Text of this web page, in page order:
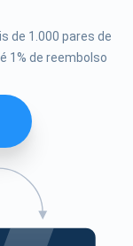
de 1.000 pares de
1% de reembolso